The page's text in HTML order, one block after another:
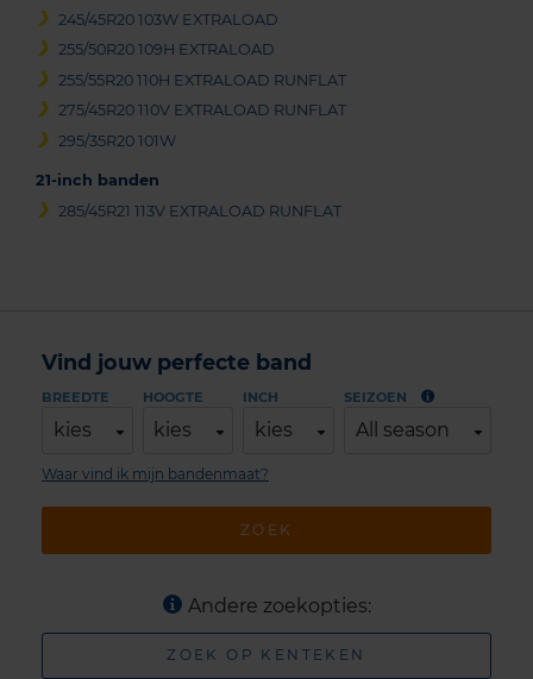
245/45R20 103W EXTRALOAD
255/50R20 109H EXTRALOAD
255/55R20 110H EXTRALOAD RUNFLAT
275/45R20 110V EXTRALOAD RUNFLAT
295/35R20 101W
21-inch banden
285/45R21 113V EXTRALOAD RUNFLAT
Vind jouw perfecte band
BREEDTE
kies
HOOGTE
kies
INCH
kies
SEIZOEN
All season
ZOEK
Waar vind ik mijn bandenmaat?
Andere zoekopties:
ZOEK OP KENTEKEN